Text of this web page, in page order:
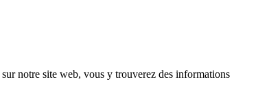
sur notre site web, vous y trouverez des informations